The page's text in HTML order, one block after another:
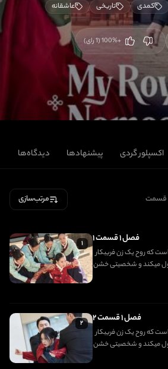
کمدی تاریخی عاشقانه
+100
%
(
1رای)
اکسپلور گردی پیشنهادها دیدگاه‌ها
مرتب‌سازی
فصل ۱ قسمت ۱
که روح یک زن فریبکار
میکند و شخصیتی خشن
یکی از بلند مرتبه ترین
فریبنده ملی شناخته
۱
فصل ۱ قسمت ۲
که روح یک زن فریبکار
میکند و شخصیتی خشن
یکی از بلند مرتبه ترین
۲